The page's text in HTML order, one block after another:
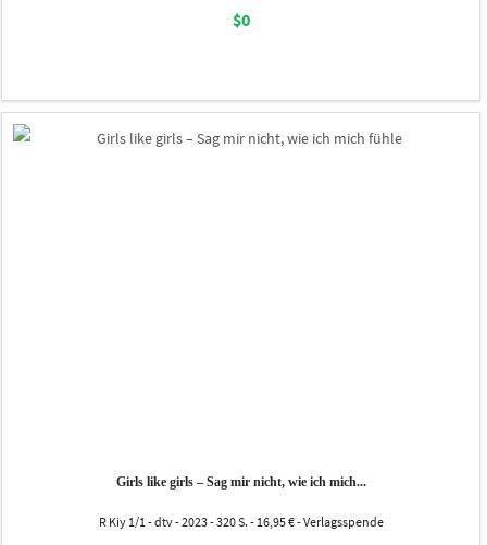
$0
Girls like girls – Sag mir nicht, wie ich mich...
R Kiy 1/1 - dtv - 2023 - 320 S. - 16,95 € - Verlagsspende